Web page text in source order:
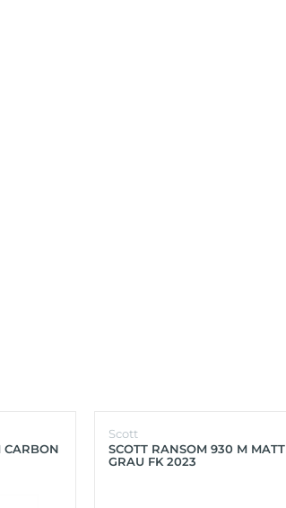
CARBON
Scott
SCOTT RANSOM 930 M MATT
GRAU FK 2023